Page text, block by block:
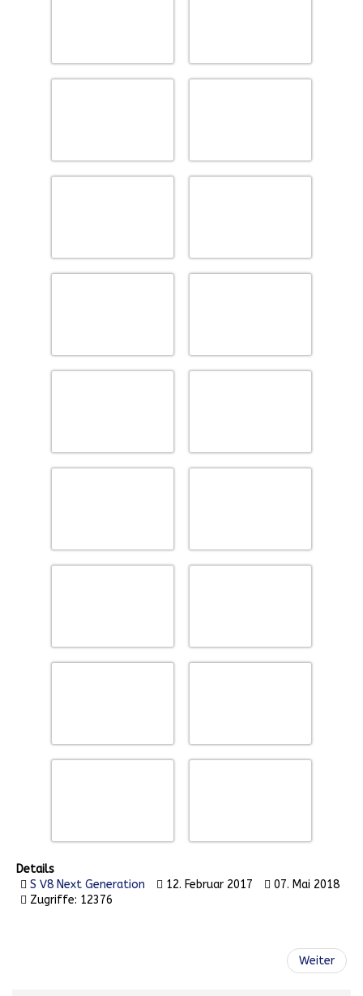
Details
S V8 Next Generation
12. Februar 2017
07. Mai 2018
Zugriffe: 12376
Weiter